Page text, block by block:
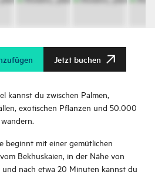
Jetzt buchen
kannst du zwischen Palmen,
exotischen Pflanzen und 50.000
beginnt mit einer gemütlichen
Bekhuskaien, in der Nähe von
und nach etwa 20 Minuten kannst du